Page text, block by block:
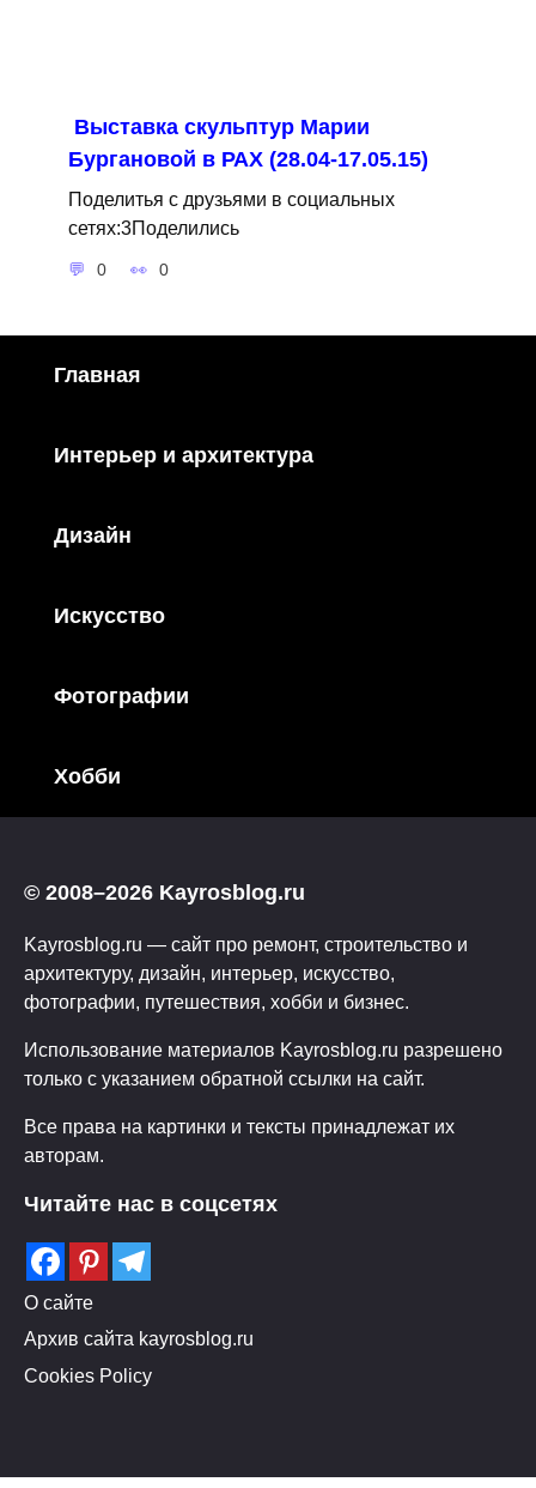
Выставка скульптур Марии
Бургановой в РАХ (28.04-17.05.15)
Поделитья с друзьями в социальных
сетях:3Поделились
0 0
Главная
Интерьер и архитектура
Дизайн
Искусство
Фотографии
Хобби
© 2008–2026 Kayrosblog.ru
Kayrosblog.ru — сайт про ремонт, строительство и
архитектуру, дизайн, интерьер, искусство,
фотографии, путешествия, хобби и бизнес.
Использование материалов Kayrosblog.ru разрешено
только с указанием обратной ссылки на сайт.
Все права на картинки и тексты принадлежат их
авторам.
Читайте нас в соцсетях
О сайте
Архив сайта kayrosblog.ru
Cookies Policy